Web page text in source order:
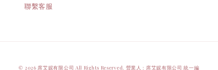
聯繫客服
© 2026 席艾妮有限公司 All Rights Reserved. 營業人 : 席艾妮有限公司 統一編